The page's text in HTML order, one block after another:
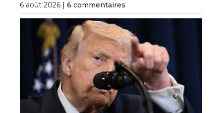
6 août 2026 | 6 commentaires